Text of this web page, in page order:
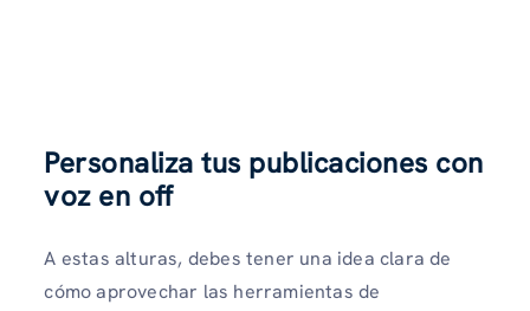
Personaliza tus publicaciones con
voz en off
A estas alturas, debes tener una idea clara de
cómo aprovechar las herramientas de